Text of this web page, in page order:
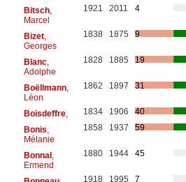
Bitsch,
Marcel
1921 2011 4
Bizet,
Georges
1838 1875 9
Blanc,
Adolphe
1828 1885 19
Boëllmann,
Léon
1862 1897 31
Boisdeffre, 1834 1906
40
Bonis
Mélanie
1858 1937 59
Bonnal,
Ermend
1880 1944 45
1918 1995 7